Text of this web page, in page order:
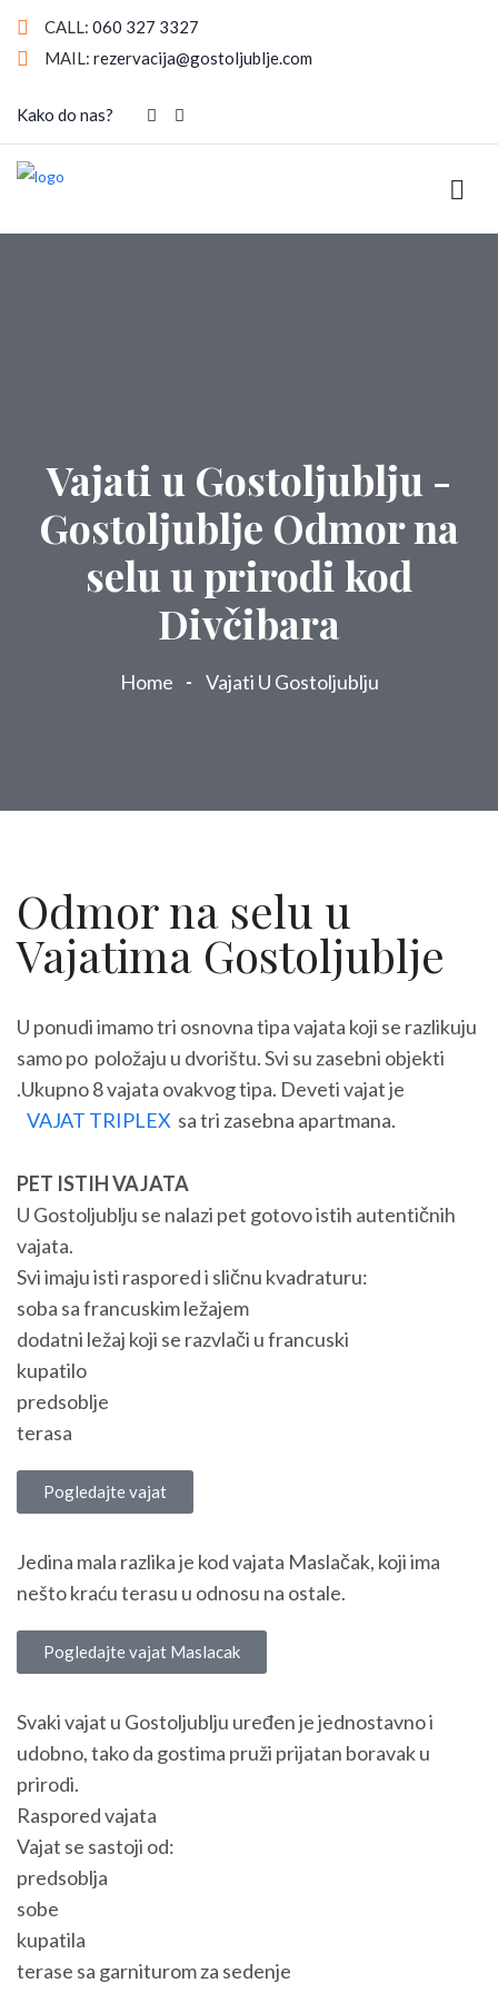
CALL: 060 327 3327
MAIL: rezervacija@gostoljublje.com
Kako do nas?
Vajati u Gostoljublju -
Gostoljublje Odmor na
selu u prirodi kod
Divčibara
Home Vajati U Gostoljublju
Odmor na selu u
Vajatima Gostoljublje
U ponudi imamo tri osnovna tipa vajata koji se razlikuju
samo po položaju u dvorištu. Svi su zasebni objekti
.Ukupno 8 vajata ovakvog tipa. Deveti vajat je
VAJAT TRIPLEX sa tri zasebna apartmana.
PET ISTIH VAJATA
U Gostoljublju se nalazi pet gotovo istih autentičnih
vajata.
Svi imaju isti raspored i sličnu kvadraturu:
soba sa francuskim ležajem
dodatni ležaj koji se razvlači u francuski
kupatilo
predsoblje
terasa
Pogledajte vajat
Jedina mala razlika je kod vajata Maslačak, koji ima
nešto kraću terasu u odnosu na ostale.
Pogledajte vajat Maslacak
Svaki vajat u Gostoljublju uređen je jednostavno i
udobno, tako da gostima pruži prijatan boravak u
prirodi.
Raspored vajata
Vajat se sastoji od:
predsoblja
sobe
kupatila
terase sa garniturom za sedenje